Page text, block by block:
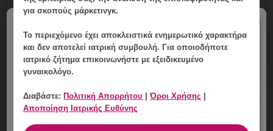
8 Αυγούστου, 2026
Κονδυλώματα και Νέος Σύντροφος: Ποιες Ερωτήσεις
να Κάνετε στον Γιατρό; Εξειδικευμένη ενημέρωση,
έλεγχος και εξατομικευμένη γυναικολογική καθοδήγηση
στη Γλυ
για σκοπούς μάρκετινγκ.
Το περιεχόμενο έχειαποκλειστικά ενημερωτικό χαρακτήρα
και δεν αποτελεί ιατρική συμβουλή. Για οποιοδήποτε
ιατρικό ζήτημα επικοινωνήστε με εξειδικευμένο
γυναικολόγο.
Διαβάστε: Πολιτική Απορρήτου |Όροι Χρήσης
Αποποίηση Ιατρικής Ευθύνης